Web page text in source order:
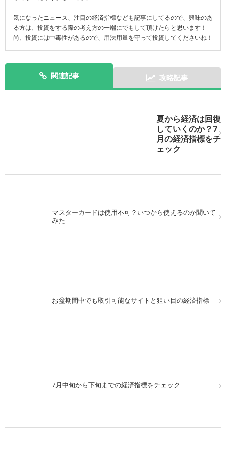
気になったニュース、注目の経済指標なども記事にしてるので、興味のあ
る方は、投資をする際の考え方の一端にでもして頂けたらと思います！
尚、投資には中毒性があるので、用法用量を守って投資してくださいね！
関連記事 攻略記事
夏から経済は回復
していくのか？7
月の経済指標をチ
ェック
マスターカードは使用不可？いつから使えるのか聞いて
みた
お盆期間中でも取引可能なサイトと狙い目の経済指標
7月中旬から下旬までの経済指標をチェック